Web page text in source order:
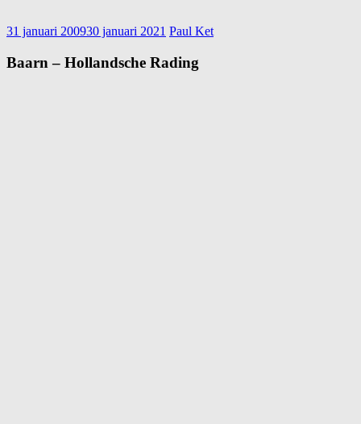
31 januari 200930 januari 2021 Paul Ket
Baarn – Hollandsche Rading